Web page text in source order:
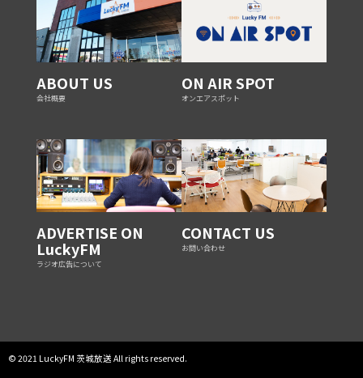
ABOUT US
会社概要
ON AIR SPOT
オンエアスポット
ADVERTISE ON
LuckyFM
ラジオ広告について
CONTACT US
お問い合わせ
© 2021 LuckyFM 茨城放送 All rights reserved.